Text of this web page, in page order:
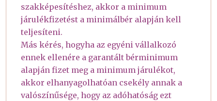
szakképesítéshez, akkor a minimum
járulékfizetést a minimálbér alapján kell
teljesíteni.
Más kérés, hogyha az egyéni vállalkozó
ennek ellenére a garantált bérminimum
alapján fizet meg a minimum járulékot,
akkor elhanyagolhatóan csekély annak a
valószínűsége, hogy az adóhatóság ezt